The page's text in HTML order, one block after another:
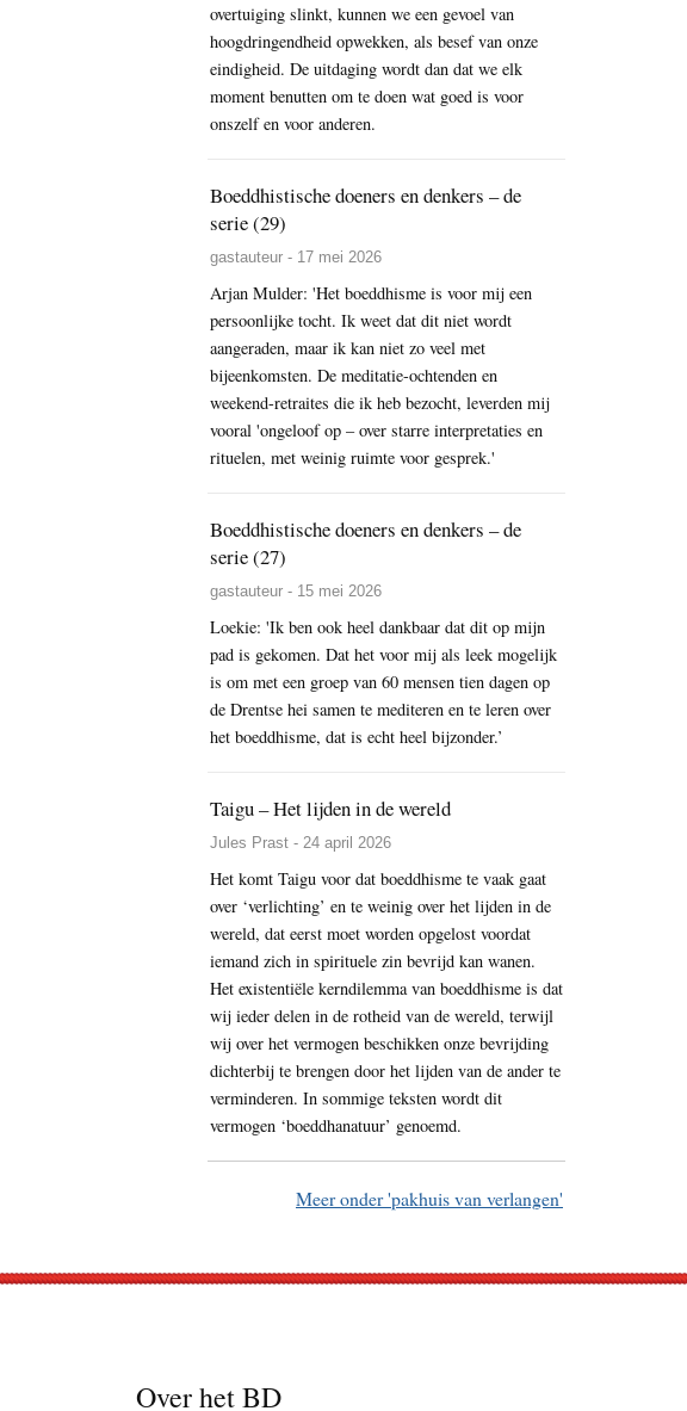
overtuiging slinkt, kunnen we een gevoel van
hoogdringendheid opwekken, als besef van onze
eindigheid. De uitdaging wordt dan dat we elk
moment benutten om te doen wat goed is voor
onszelf en voor anderen.
Boeddhistische doeners en denkers – de
serie (29)
gastauteur - 17 mei 2026
Arjan Mulder: 'Het boeddhisme is voor mij een
persoonlijke tocht. Ik weet dat dit niet wordt
aangeraden, maar ik kan niet zo veel met
bijeenkomsten. De meditatie-ochtenden en
weekend-retraites die ik heb bezocht, leverden mij
vooral 'ongeloof op – over starre interpretaties en
rituelen, met weinig ruimte voor gesprek.'
Boeddhistische doeners en denkers – de
serie (27)
gastauteur - 15 mei 2026
Loekie: 'Ik ben ook heel dankbaar dat dit op mijn
pad is gekomen. Dat het voor mij als leek mogelijk
is om met een groep van 60 mensen tien dagen op
de Drentse hei samen te mediteren en te leren over
het boeddhisme, dat is echt heel bijzonder.’
Taigu – Het lijden in de wereld
Jules Prast - 24 april 2026
Het komt Taigu voor dat boeddhisme te vaak gaat
over ‘verlichting’ en te weinig over het lijden in de
wereld, dat eerst moet worden opgelost voordat
iemand zich in spirituele zin bevrijd kan wanen.
Het existentiële kerndilemma van boeddhisme is dat
wij ieder delen in de rotheid van de wereld, terwijl
wij over het vermogen beschikken onze bevrijding
dichterbij te brengen door het lijden van de ander te
verminderen. In sommige teksten wordt dit
vermogen ‘boeddhanatuur’ genoemd.
Meer onder 'pakhuis van verlangen'
Over het BD